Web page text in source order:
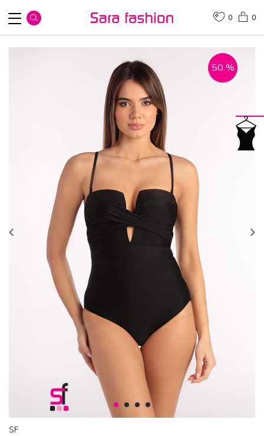
0
0
1 2 3 4
50 %
SF